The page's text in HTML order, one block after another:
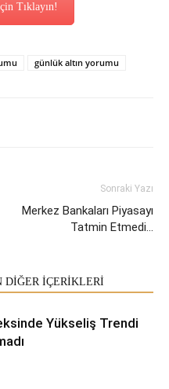
Tıklayın!
günlük altın yorumu
Sonraki Yazı
Merkez Bankaları Piyasayı
Tatmin Etmedi…
DİĞER İÇERİKLERİ
Yükseliş Trendi